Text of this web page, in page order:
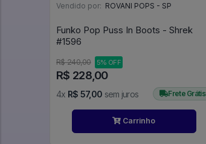
Vendido por: ROVANI POPS - SP
Funko Pop Puss In Boots - Shrek
#1596
R$ 240,00 5% OFF
R$ 228,00
4x R$ 57,00 sem juros Frete Grátis
Carrinho